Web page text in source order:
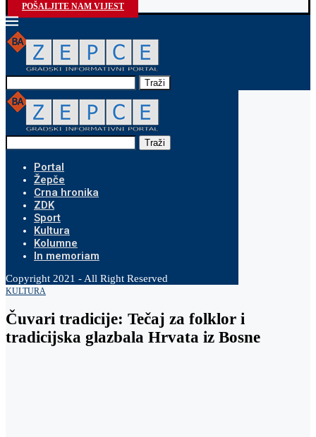
POŠALJITE NAM VIJEST
Traži
Traži
Portal
Žepče
Crna hronika
ZDK
Sport
Kultura
Kolumne
In memoriam
Copyright 2021 - All Right Reserved
KULTURA
Čuvari tradicije: Tečaj za folklor i
tradicijska glazbala Hrvata iz Bosne